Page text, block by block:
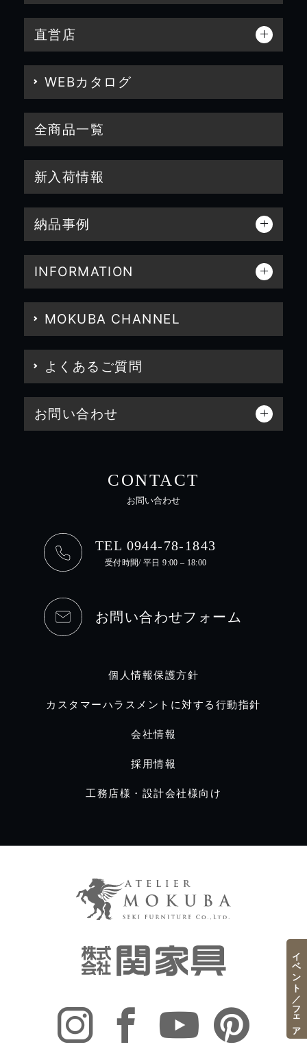
直営店
WEBカタログ
全商品一覧
新入荷情報
納品事例
INFORMATION
MOKUBA CHANNEL
よくあるご質問
お問い合わせ
CONTACT
お問い合わせ
TEL 0944-78-1843
受付時間/ 平日 9:00 – 18:00
お問い合わせフォーム
個人情報保護方針
カスタマーハラスメントに対する行動指針
会社情報
採用情報
工務店様・設計会社様向け
イベント／フェア